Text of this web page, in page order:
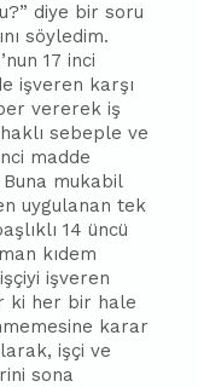
diye bir soru
söyledim.
17 inci
işveren karşı
vererek iş
sebeple ve
madde
mukabil
uygulanan tek
14 üncü
kıdem
işveren
ki her bir hale
karar
işçi ve
sona